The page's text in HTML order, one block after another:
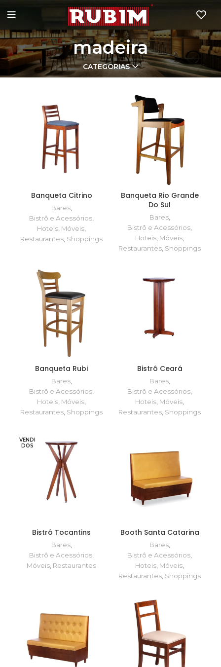
madeira
CATEGORIAS
Banqueta Citrino
Bares,
Bistrô e Acessórios,
Hoteis, Móveis,
Restaurantes, Shoppings
Banqueta Rio Grande
Do Sul
Bares,
Bistrô e Acessórios,
Hoteis, Móveis,
Restaurantes, Shoppings
Banqueta Rubi
Bares,
Bistrô e Acessórios,
Hoteis, Móveis,
Restaurantes, Shoppings
Bistrô Ceará
Bares,
Bistrô e Acessórios,
Hoteis, Móveis,
Restaurantes, Shoppings
VENDI
DOS
Bistrô Tocantins
Bares,
Bistrô e Acessórios,
Móveis, Restaurantes
Booth Santa Catarina
Bares,
Bistrô e Acessórios,
Hoteis, Móveis,
Restaurantes, Shoppings